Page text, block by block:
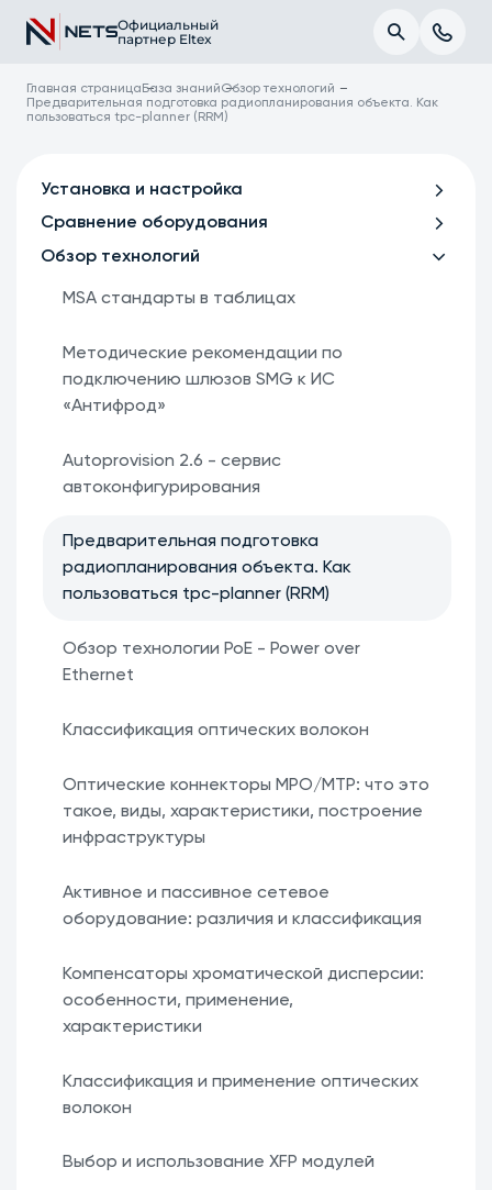
Официальный
партнер Eltex
Главная страница База знанийОбзор технологий
Предварительная подготовка радиопланирования объекта. Как
пользоваться tpc-planner (RRM)
Установка и настройка
Сравнение оборудования
Обзор технологий
MSA стандарты в таблицах
Методические рекомендации по
подключению шлюзов SMG к ИС
«Антифрод»
Autoprovision 2.6 - сервис
автоконфигурирования
Предварительная подготовка
радиопланирования объекта. Как
пользоваться tpc-planner (RRM)
Обзор технологии PoE - Power over
Ethernet
Классификация оптических волокон
Оптические коннекторы MPO/MTP: что это
такое, виды, характеристики, построение
инфраструктуры
Активное и пассивное сетевое
оборудование: различия и классификация
Компенсаторы хроматической дисперсии:
особенности, применение,
характеристики
Классификация и применение оптических
волокон
Выбор и использование XFP модулей